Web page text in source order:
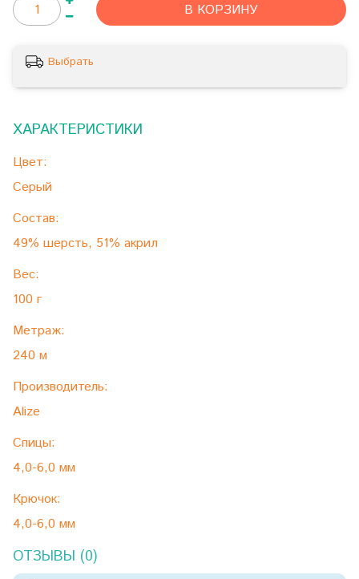
В КОРЗИНУ
Выбрать
ХАРАКТЕРИСТИКИ
Цвет:
Серый
Состав:
49% шерсть, 51% акрил
Вес:
100 г
Метраж:
240 м
Производитель:
Alize
Спицы:
4,0-6,0 мм
Крючок:
4,0-6,0 мм
ОТЗЫВЫ (0)